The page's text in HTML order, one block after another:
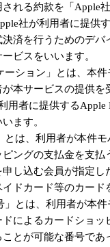
される約款を「Apple
社が利用者に提供
済を行うためのデバ
ビスをいいます。
ーション」とは、本
本サービスの提供を
用者に提供するApple
ます。
とは、利用者が本件
ングの支払金を支払
し込む会員が指定し
ドカード等のカード
」とは、利用者が本
によるカードショッ
とが可能な番号であ